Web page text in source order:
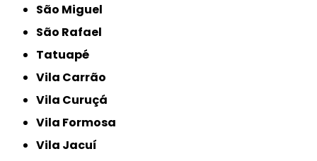
São Miguel
São Rafael
Tatuapé
Vila Carrão
Vila Curuçá
Vila Formosa
Vila Jacuí